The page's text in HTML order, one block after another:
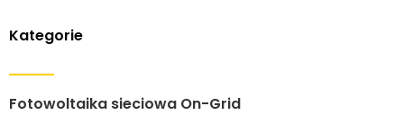
Kategorie
Fotowoltaika sieciowa On-Grid